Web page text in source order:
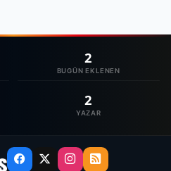
2
BUGÜN EKLENEN
2
YAZAR